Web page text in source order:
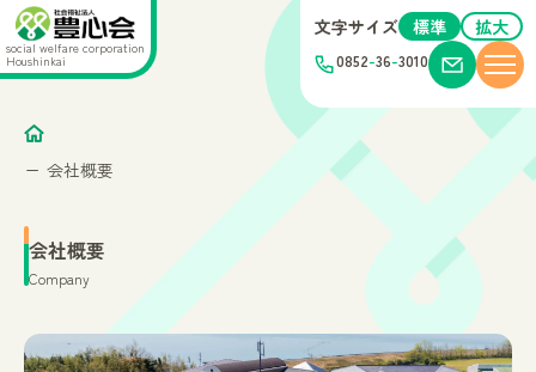
social welfare corporation
Houshinkai
文字サイズ 標準 拡大
0852-36-3010
会社概要
会社概要
Company